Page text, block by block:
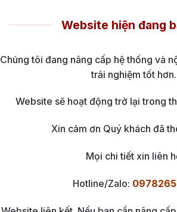
Website hiện đang
Chúng tôi đang nâng cấp hệ thống và
trải nghiệm tốt hơn.
Website sẽ hoạt động trở lại trong
Xin cảm ơn Quý khách đã
Mọi chi tiết xin liên
Hotline/Zalo: